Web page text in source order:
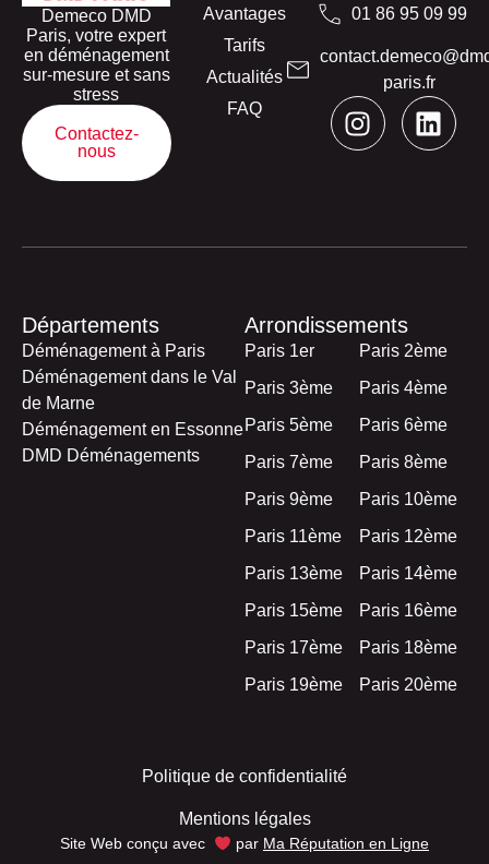
Demeco DMD
Paris, votre expert
en déménagement
sur-mesure et sans
stress
Contactez-
nous
01 86 95 09 99
paris.fr
Avantages
Tarifs
Actualités
FAQ
Départements
Déménagement à Paris
Déménagement dans le Val
de Marne
Déménagement en Essonne
DMD Déménagements
Arrondissements
Paris 1er
Paris 2ème
Paris 3ème
Paris 4ème
Paris 5ème
Paris 6ème
Paris 7ème
Paris 8ème
Paris 9ème
Paris 10ème
Paris 11ème
Paris 12ème
Paris 13ème
Paris 14ème
Paris 15ème
Paris 16ème
Paris 17ème
Paris 18ème
Paris 19ème
Paris 20ème
Politique de confidentialité
Mentions légales
Site Web conçu avec par Ma Réputation en Ligne